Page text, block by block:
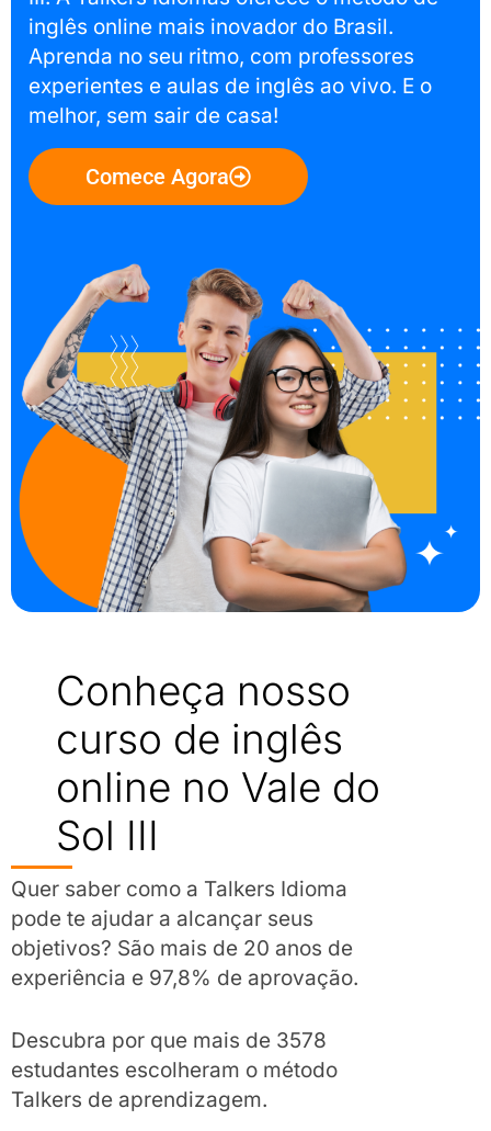
inglês online mais inovador do Brasil.
Aprenda no seu ritmo, com professores
experientes e aulas de inglês ao vivo. E o
melhor, sem sair de casa!
Comece Agora
Conheça nosso
curso de inglês
online no Vale do
Sol III
Quer saber como a Talkers Idioma
pode te ajudar a alcançar seus
objetivos? São mais de 20 anos de
experiência e 97,8% de aprovação.
Descubra por que mais de 3578
estudantes escolheram o método
Talkers de aprendizagem.